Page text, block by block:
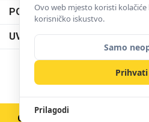
Aleja javora 13, 10000 Zagreb
Poslovnica Trešnjevka
Poslovnica Dubrava
Poslovnica Velika Gorica
Poslovnica Karlovac
Poslovnica Ilica
PODRŠKA
Dostava
Postani partner
Zakupi franšizu
UVJETI KORIŠTENJA
Klub vjernosti
Obrazac za jednostrani raskid
Pravne napomene
NAČINI
Copyright © 2026 Maskice.hr
Ovo web mjesto koristi
korisničko iskustvo.
Samo
Prihvati
Prilagodi